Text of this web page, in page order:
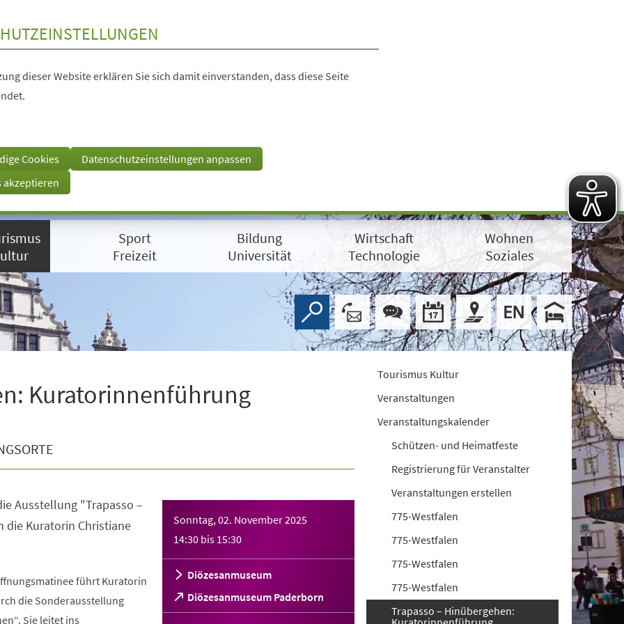
dieser Website erklären Sie sich damit einverstanden, dass diese Seite
Cookies
Datenschutzeinstellungen anpassen
akzeptieren
Sport
Freizeit
Bildung
Universität
Wirtschaft
Technologie
Wohnen
Soziales
Kuratorinnenführung
Sonntag, 02. November 2025
14:30 bis 15:30
Diözesanmuseum
Diözesanmuseum Paderborn
(Öffnet
in
Ausstellung "Trapasso –
die Kuratorin Christiane
führt Kuratorin
die Sonderausstellung
Sie leitet ins
Tourismus Kultur
Veranstaltungen
Veranstaltungskalender
Schützen- und Heimatfeste
Registrierung für Veranstalter
Veranstaltungen erstellen
775-Westfalen
775-Westfalen
775-Westfalen
775-Westfalen
Trapasso – Hinübergehen: